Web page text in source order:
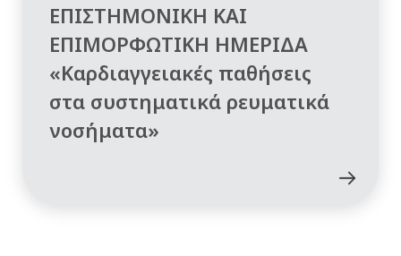
ΕΠΙΣΤΗΜΟΝΙΚΗ ΚΑΙ
ΕΠΙΜΟΡΦΩΤΙΚΗ ΗΜΕΡΙΔΑ
«Καρδιαγγειακές παθήσεις
στα συστηματικά ρευματικά
νοσήματα»